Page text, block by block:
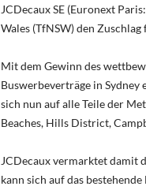
JCDecaux SE (Euronext
Wales (TfNSW) den
Mit dem Gewinn des
Buswerbeverträge in
sich nun auf alle Teile der
Beaches, Hills District,
JCDecaux vermarktet damit
kann sich auf das